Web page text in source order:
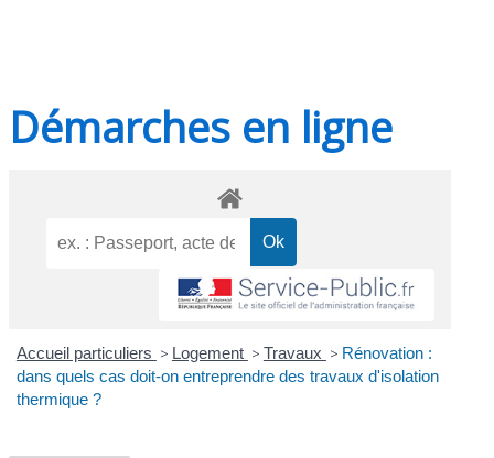
Démarches en ligne
Accueil particuliers > Logement > Travaux > Rénovation :
dans quels cas doit-on entreprendre des travaux d'isolation
thermique ?